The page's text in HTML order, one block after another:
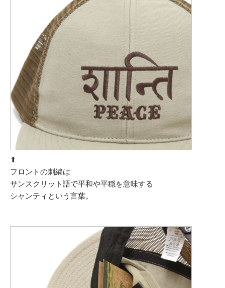
⬆︎
フロントの刺繍は
サンスクリット語で平和や平穏を意味する
シャンティという言葉。